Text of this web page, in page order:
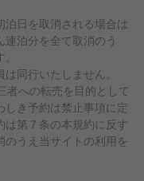
泊日を取消される場合は
泊分を全て取消のう
同行いたしません。
者への転売を目的として
しき予約は禁止事項に定
は第７条の本規約に反す
のうえ当サイトの利用を